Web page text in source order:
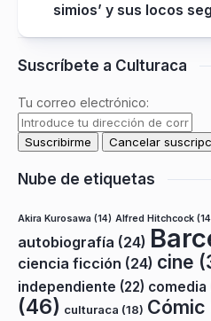
simios’ y sus locos
Suscríbete a Culturaca
Tu correo electrónico:
Nube de etiquetas
Akira Kurosawa (14) Alfred Hitchcock
autobiografía (24)
ciencia ficción (24) cine
independiente (22) comedia
(46) culturaca (18) Cómic